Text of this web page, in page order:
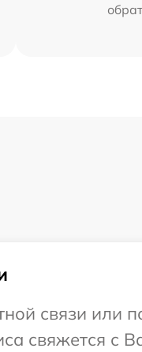
связи или
свяжется с